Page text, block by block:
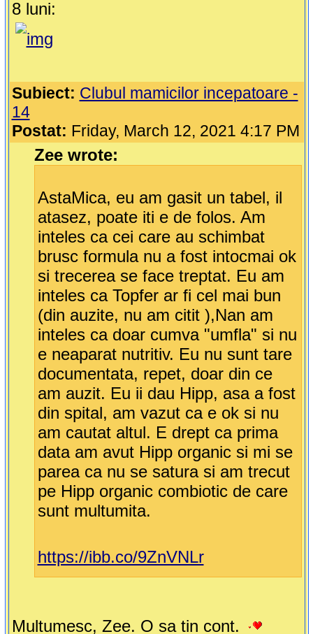
8 luni:
Subiect: Clubul mamicilor incepatoare -
14
Postat: Friday, March 12, 2021 4:17 PM
Zee wrote:
AstaMica, eu am gasit un tabel, il
atasez, poate iti e de folos. Am
inteles ca cei care au schimbat
brusc formula nu a fost intocmai ok
si trecerea se face treptat. Eu am
inteles ca Topfer ar fi cel mai bun
(din auzite, nu am citit ),Nan am
inteles ca doar cumva "umfla" si nu
e neaparat nutritiv. Eu nu sunt tare
documentata, repet, doar din ce
am auzit. Eu ii dau Hipp, asa a fost
din spital, am vazut ca e ok si nu
am cautat altul. E drept ca prima
data am avut Hipp organic si mi se
parea ca nu se satura si am trecut
pe Hipp organic combiotic de care
sunt multumita.
https://ibb.co/9ZnVNLr
Multumesc, Zee. O sa tin cont.